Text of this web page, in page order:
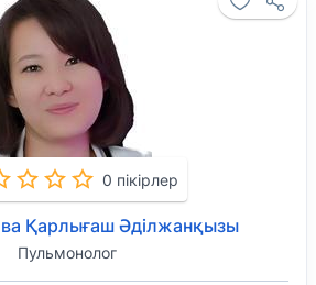
0 пікірлер
Қарлығаш Әділжанқызы
Пульмонолог